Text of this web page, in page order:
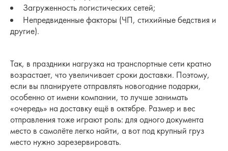
Загруженность логистических сетей;
Непредвиденные факторы (ЧП, стихийные бедствия и
другие).
Так, в праздники нагрузка на транспортные сети кратно
возрастает, что увеличивает сроки доставки. Поэтому,
если вы планируете отправлять новогодние подарки,
особенно от имени компании, то лучше занимать
«очередь» на доставку ещё в октябре. Размер и вес
отправления тоже играют роль: для одного документа
место в самолёте легко найти, а вот под крупный груз
место нужно зарезервировать.